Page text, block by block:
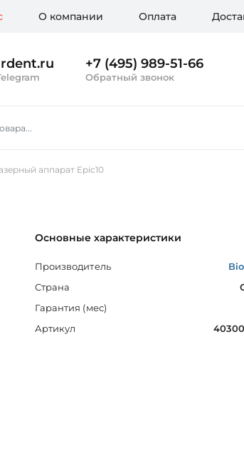
О компании Оплата
+7 (495) 989-51-66
Обратный звонок
аппарат Epic10
Основные характеристики
Производитель
Страна
Гарантия (мес)
Артикул